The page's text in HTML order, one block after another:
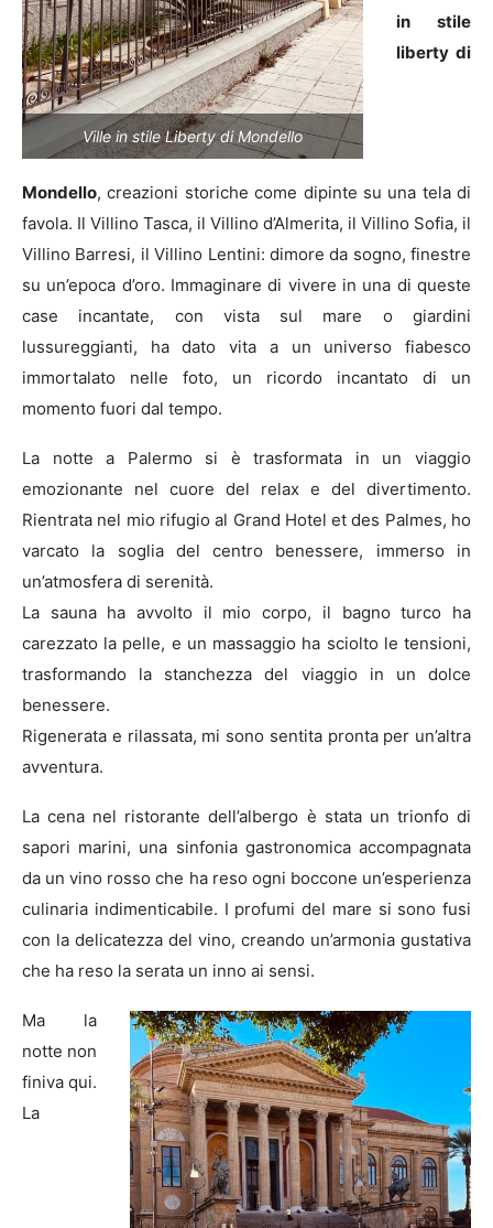
Ville in stile Liberty di Mondello
in stile
liberty di
Mondello, creazioni storiche come dipinte su una tela di
favola. Il Villino Tasca, il Villino d’Almerita, il Villino Sofia, il
Villino Barresi, il Villino Lentini: dimore da sogno, finestre
su un’epoca d’oro. Immaginare di vivere in una di queste
case incantate, con vista sul mare o giardini
lussureggianti, ha dato vita a un universo fiabesco
immortalato nelle foto, un ricordo incantato di un
momento fuori dal tempo.
La notte a Palermo si è trasformata in un viaggio
emozionante nel cuore del relax e del divertimento.
Rientrata nel mio rifugio al Grand Hotel et des Palmes, ho
varcato la soglia del centro benessere, immerso in
un’atmosfera di serenità.
La sauna ha avvolto il mio corpo, il bagno turco ha
carezzato la pelle, e un massaggio ha sciolto le tensioni,
trasformando la stanchezza del viaggio in un dolce
benessere.
Rigenerata e rilassata, mi sono sentita pronta per un’altra
avventura.
La cena nel ristorante dell’albergo è stata un trionfo di
sapori marini, una sinfonia gastronomica accompagnata
da un vino rosso che ha reso ogni boccone un’esperienza
culinaria indimenticabile. I profumi del mare si sono fusi
con la delicatezza del vino, creando un’armonia gustativa
che ha reso la serata un inno ai sensi.
Ma la
notte non
finiva qui.
La